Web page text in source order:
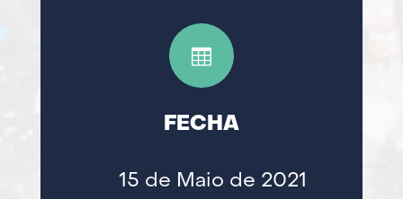

FECHA
15 de Maio de 2021